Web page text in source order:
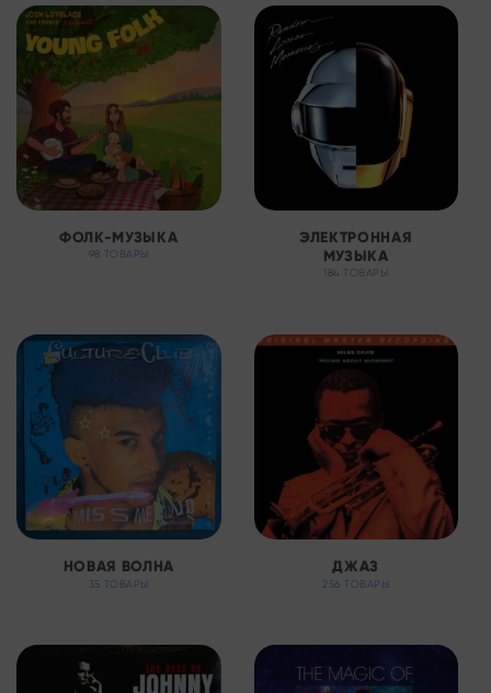
ФОЛК-МУЗЫКА
98 ТОВАРЫ
ЭЛЕКТРОННАЯ
МУЗЫКА
184 ТОВАРЫ
НОВАЯ ВОЛНА
35 ТОВАРЫ
ДЖАЗ
256 ТОВАРЫ